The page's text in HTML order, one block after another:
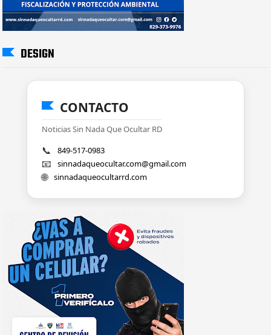
DESIGN
CONTACTO
Noticias Sin Nada Que Ocultar RD
📞 849-517-0983
📧 sinnadaqueocultar.com@gmail.com
🌐 sinnadaqueocultarrd.com